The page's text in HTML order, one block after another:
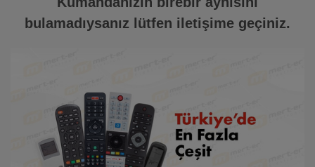
bulamadıysanız lütfen iletişime geçiniz.